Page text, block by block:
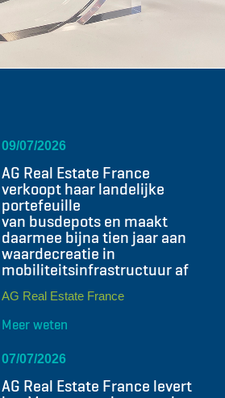
09/07/2026
AG Real Estate France
verkoopt haar landelijke
portefeuille
van busdepots en maakt
daarmee bijna tien jaar aan
waardecreatie in
mobiliteitsinfrastructuur af
AG Real Estate France
Meer weten
07/07/2026
AG Real Estate France levert